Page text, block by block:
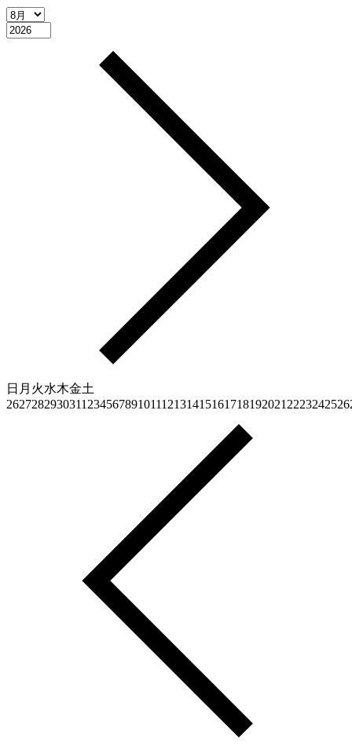
日 月 火水木金土
2627282930311 23456789101112131415161718192021 2223242526